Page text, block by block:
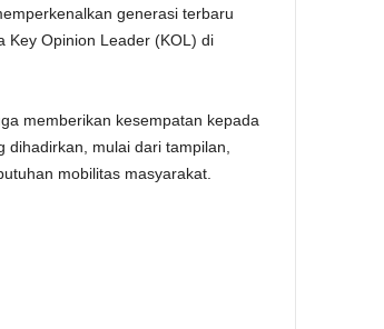
generasi terbaru
Key Opinion Leader (KOL) di
memberikan kesempatan kepada
mulai dari tampilan,
mobilitas masyarakat.